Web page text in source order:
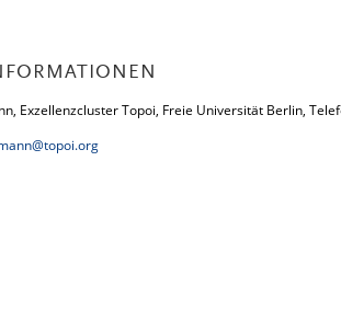
Exzellenzcluster Topoi, Freie Universität Berlin,